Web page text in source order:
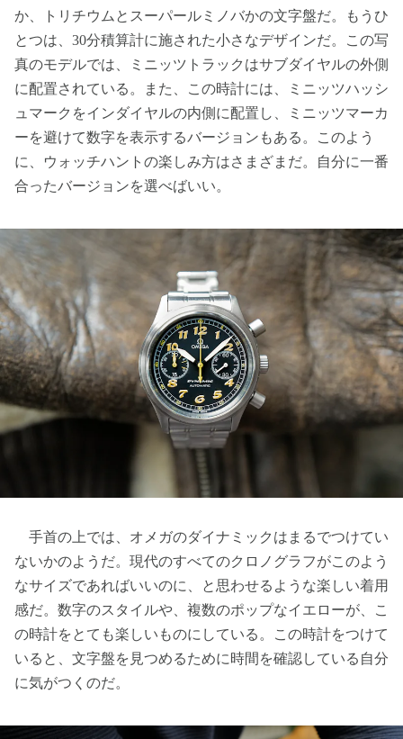
か、トリチウムとスーパールミノバかの文字盤だ。もうひ
とつは、30分積算計に施された小さなデザインだ。この写
真のモデルでは、ミニッツトラックはサブダイヤルの外側
に配置されている。また、この時計には、ミニッツハッシ
ュマークをインダイヤルの内側に配置し、ミニッツマーカ
ーを避けて数字を表示するバージョンもある。このよう
に、ウォッチハントの楽しみ方はさまざまだ。自分に一番
合ったバージョンを選べばいい。
手首の上では、オメガのダイナミックはまるでつけてい
ないかのようだ。現代のすべてのクロノグラフがこのよう
なサイズであればいいのに、と思わせるような楽しい着用
感だ。数字のスタイルや、複数のポップなイエローが、こ
の時計をとても楽しいものにしている。この時計をつけて
いると、文字盤を見つめるために時間を確認している自分
に気がつくのだ。